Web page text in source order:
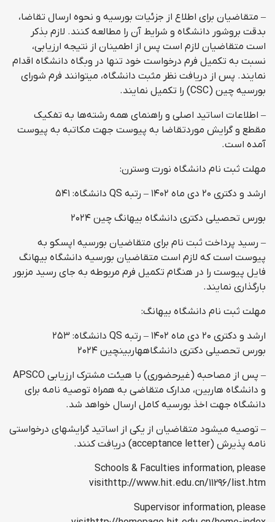
– متقاضیان برای اطلاع از جزئیات بورسیه و نحوه ارسال تقاضا،
بدقت بروشور دانشگاه و شرایط آن را مطالعه کنند. لازم بذکر
است متقاضیان لازم است پس از اطمینان از نتیجه ارزیابی،
نسبت به تکمیل فرم درخواست خود تنها در وبگاه دانشگاه اقدام
نمایند. پس از دریافت نظر مثبت دانشگاه، میتوانند فرم شورای
بورسیه چین (CSC) را تکمیل نمایند.
– اطلاعات اساتید اصلی و راهنمای همه رشته‌ها به تفکیک
مقطع و گرایش موردتقاضا به پیوست جهت مکاتبه به پیوست
آمده است.
مهلت ثبت نام دانشگاه نورت وسترن:
ارشد و دکتری ۲۰ دی ماه ۱۴۰۲ – رتبه QS دانشگاه: ۵۴۱
بورس تحصیلی دکتری دانشگاه بیهانگ چین ۲۰۲۴
– رسید پرداخت ثبت نام برای متقاضیان بورسیه اپسکو به
پیوست است که لازم است متقاضیان بورسیه دانشگاه بیهانگ
فایل پیوست را در هنگام تکمیل فرم مربوطه به جای رسید مزبور
بارگذاری نمایند.
مهلت ثبت نام دانشگاه بیهانگ:
ارشد و دکتری ۲۰ دی ماه ۱۴۰۲ – رتبه QS دانشگاه: ۲۵۳
بورس تحصیلی دکتری دانشگاههاربینچین ۲۰۲۴
– پس از مصاحبه (غیرحضوری) با هیئت مشترک ارزیابی APSCO
و دانشگاه هاربین، مدارک متقاضی به همراه توصیه نامه برای
دانشگاه جهت اخذ بورسیه کامل ارسال خواهد شد.
– توصیه میشود متقاضیان از یکی از اساتید گرایشهای درخواستی
نامه پذیرش (acceptance letter) دریافت کنند.
Schools & Faculties information, please
visithttp://www.hit.edu.cn/11296/list.htm
Supervisor information, please